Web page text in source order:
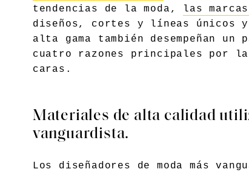
tendencias de la moda,
las
diseños, cortes y líneas únicos
alta gama también desempeñan
cuatro razones principales por
caras.
Materiales de alta calidad
vanguardista.
Los diseñadores de moda más